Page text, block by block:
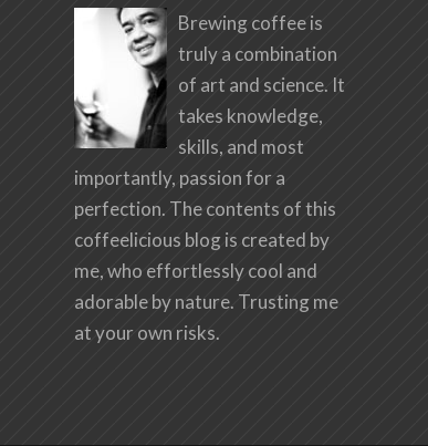
Brewing coffee is
truly a combination
of art and science. It
takes knowledge,
skills, and most
importantly, passion for a
perfection. The contents of this
coffeelicious blog is created by
me, who effortlessly cool and
adorable by nature. Trusting me
at your own risks.